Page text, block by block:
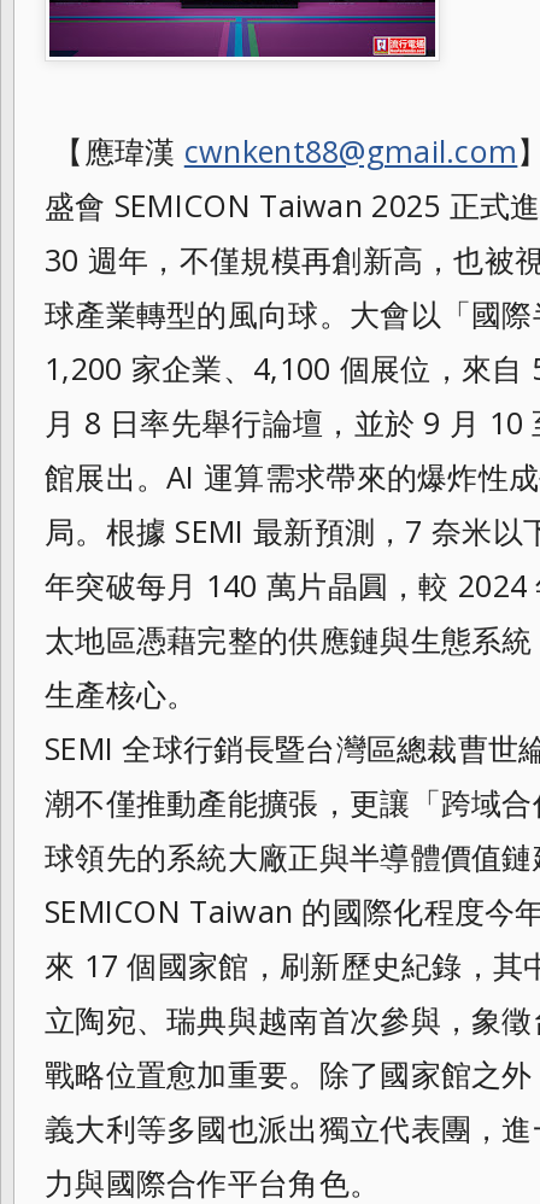
【應瑋漢 cwnkent88@gmail.com
盛會 SEMICON Taiwan 2025 正式
30 週年，不僅規模再創新高，也被
球產業轉型的風向球。大會以「國
1,200 家企業、4,100 個展位，來自
月 8 日率先舉行論壇，並於 9 月
館展出。AI 運算需求帶來的爆炸性
局。根據 SEMI 最新預測，7 奈米
年突破每月 140 萬片晶圓，較 2024
太地區憑藉完整的供應鏈與生態系
生產核心。
SEMI 全球行銷長暨台灣區總裁曹世
潮不僅推動產能擴張，更讓「跨域
球領先的系統大廠正與半導體價值
SEMICON Taiwan 的國際化程度今
來 17 個國家館，刷新歷史紀錄，其
立陶宛、瑞典與越南首次參與，象
戰略位置愈加重要。除了國家館之
義大利等多國也派出獨立代表團，
力與國際合作平台角色。